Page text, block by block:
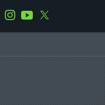
TelegramInstagramYoutube